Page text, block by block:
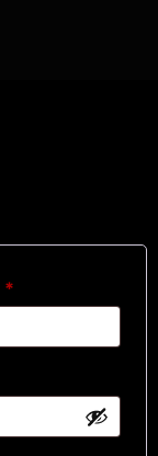
*